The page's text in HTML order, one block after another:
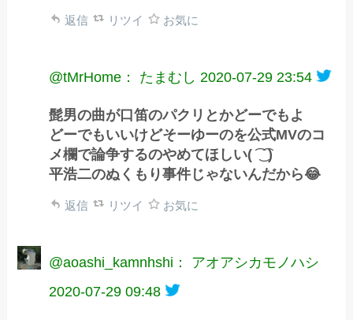
返信 リツイ お気に
@tMrHome： たまむし 2020-07-29 23:54
髭男の曲が口笛のパクリとかどーでもよ
どーでもいいけどそーゆーのを公式MVのコ
メ欄で論争するのやめてほしい( ͡ ͜ ͡ )
平浩二のぬくもり事件じゃないんだから😂
返信 リツイ お気に
@aoashi_kamnhshi： アオアシカモノハシ
2020-07-29 09:48